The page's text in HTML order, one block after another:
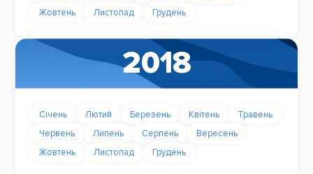
Жовтень
Листопад Грудень
2018
Січень Лютий Березень Квітень
Травень
Червень
Липень Серпень
Вересень
Жовтень
Листопад Грудень